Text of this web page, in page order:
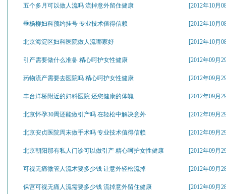
[2012年10月
五个多月可以做人流吗 流掉意外留住健康
[2012年10月
垂杨柳妇科预约挂号 专业技术值得信赖
[2012年10月
北京海淀区妇科医院做人流哪家好
[2012年09月
引产需要做什么准备 精心呵护女性健康
[2012年09月
药物流产需要去医院吗 精心呵护女性健康
[2012年09月
丰台洋桥附近的妇科医院 还您健康的体魄
[2012年09月
北京怀孕30周还能做引产吗 在轻松中解决意外
[2012年09月
北京安贞医院周末做手术吗 专业技术值得信赖
[2012年09月
北京朝阳那有私人门诊可以做引产 精心呵护女性健康
[2012年09月
可视无痛微管人流术要多少钱 让意外轻松流掉
[2012年09月
保宫可视无痛人流需要多少钱 流掉意外留住健康